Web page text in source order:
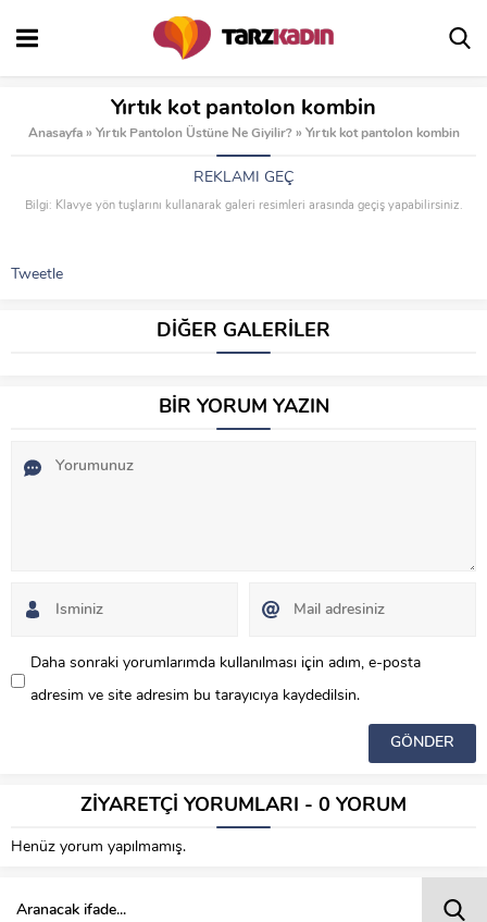
Yırtık kot pantolon kombin
Anasayfa » Yırtık Pantolon Üstüne Ne Giyilir? » Yırtık kot pantolon kombin
REKLAMI GEÇ
Bilgi: Klavye yön tuşlarını kullanarak galeri resimleri arasında geçiş yapabilirsiniz.
Tweetle
DİĞER GALERİLER
BİR YORUM YAZIN
Daha sonraki yorumlarımda kullanılması için adım, e-posta
adresim ve site adresim bu tarayıcıya kaydedilsin.
ZİYARETÇİ YORUMLARI - 0 YORUM
Henüz yorum yapılmamış.